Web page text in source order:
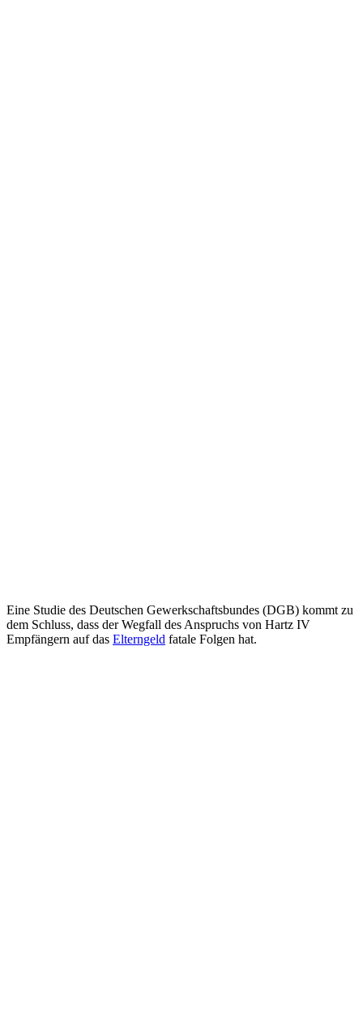
Eine Studie des Deutschen Gewerkschaftsbundes (DGB) kommt zu
dem Schluss, dass der Wegfall des Anspruchs von Hartz IV
Empfängern auf das Elterngeld fatale Folgen hat.